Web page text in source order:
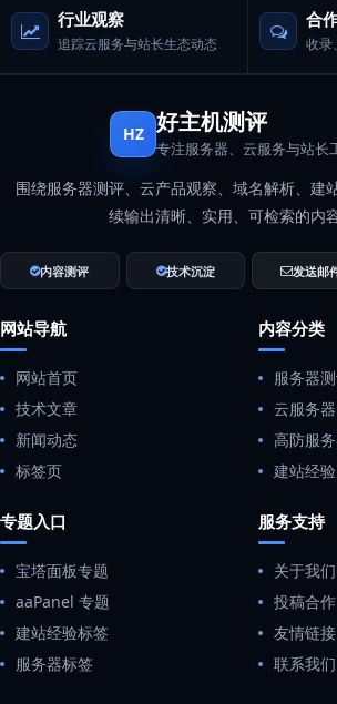
行业观察
追踪云服务与站长生态动态
合
收录
HZ 好主机测评
专注服务器、云服务与站长
围绕服务器测评、云产品观察、域名解析、建
续输出清晰、实用、可检索的内
内容测评 技术沉淀 发送邮
网站导航
网站首页
技术文章
新闻动态
标签页
内容分类
服务器
云服务
高防服
建站经验
专题入口
宝塔面板专题
aaPanel 专题
建站经验标签
服务器标签
服务支持
关于我们
投稿合作
友情链接
联系我们